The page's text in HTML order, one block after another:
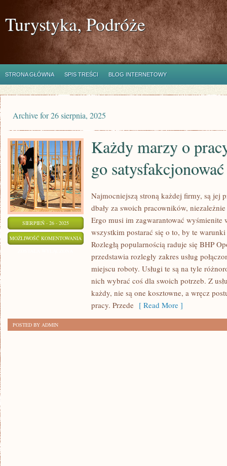
Turystyka, Podróże
STRONA GŁÓWNA SPIS TREŚCI BLOG INTERNETOWY
Archive for 26 sierpnia, 2025
SIERPIEŃ - 26 - 2025
MOŻLIWOŚĆ KOMENTOWANIA
Każdy marzy o
go satysfakcjonować
Najmocniejszą stroną każdej firmy, są jej
dbały za swoich pracowników,
Ergo musi im zagwarantować wyśmienite
wszystkim postarać się o to, by te warunki
Rozległą popularnością raduje się BHP
przedstawia rozległy zakres usług
miejscu roboty. Usługi te są na tyle
nich wybrać coś dla swoich potrzeb. Z
każdy, nie są one kosztowne, a wręcz
pracy. Przede [ Read More ]
POSTED BY ADMIN